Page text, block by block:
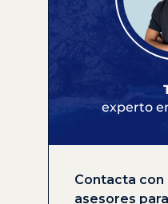
experto
Contacta con
asesores